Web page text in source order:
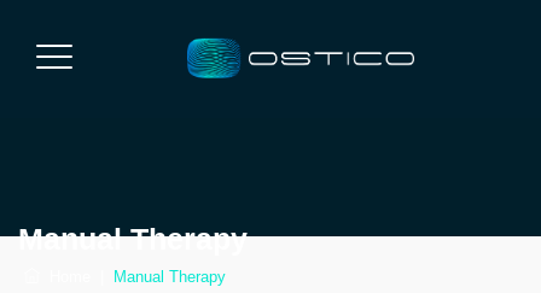
Manual Therapy
Manual Therapy